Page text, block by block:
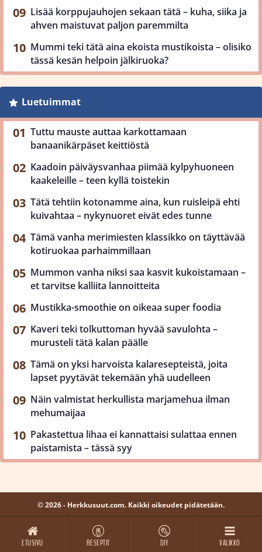
ETUSIVU RESEPTIT DIY VALIKKO
Lisää korppujauhojen sekaan tätä – kuha, siika ja
ahven maistuvat paljon paremmilta
Mummi teki tätä aina ekoista mustikoista – olisiko
tässä kesän helpoin jälkiruoka?
Luetuimmat
Tuttu mauste auttaa karkottamaan
banaanikärpäset keittiöstä
Kaadoin päiväysvanhaa piimää kylpyhuoneen
kaakeleille – teen kyllä toistekin
Tätä tehtiin kotonamme aina, kun ruisleipä ehti
kuivahtaa – nykynuoret eivät edes tunne
Tämä vanha merimiesten klassikko on täyttävää
kotiruokaa parhaimmillaan
Mummon vanha niksi saa kasvit kukoistamaan –
et tarvitse kalliita lannoitteita
Mustikka-smoothie on oikeaa super foodia
Kaveri teki tolkuttoman hyvää savulohta –
murusteli tätä kalan päälle
Tämä on yksi harvoista kalaresepteistä, joita
lapset pyytävät tekemään yhä uudelleen
Näin valmistat herkullista marjamehua ilman
mehumaijaa
Pakastettua lihaa ei kannattaisi sulattaa ennen
paistamista – tässä syy
© 2026 - Herkkusuut.com. Kaikki oikeudet pidätetään.